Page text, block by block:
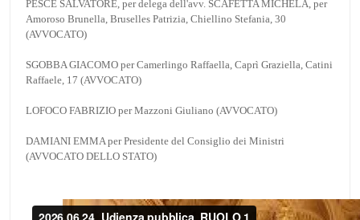
PESCE SALVATORE, per delega dell'avv. SCAFETTA MICHELA, per
Amoroso Brunella, Bruselles Patrizia, Chiellino Stefania, 30
(AVVOCATO)
SGOBBA GIACOMO per Camerlingo Raffaella, Caprì Graziella, Catini
Raffaele, 17 (AVVOCATO)
LOFOCO FABRIZIO per Mazzoni Giuliano (AVVOCATO)
DAMIANI EMMA per Presidente del Consiglio dei Ministri
(AVVOCATO DELLO STATO)